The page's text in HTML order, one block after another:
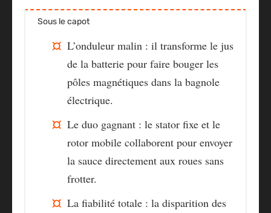
Sous le capot
L’onduleur malin : il transforme le jus
de la batterie pour faire bouger les
pôles magnétiques dans la bagnole
électrique.
Le duo gagnant : le stator fixe et le
rotor mobile collaborent pour envoyer
la sauce directement aux roues sans
frotter.
La fiabilité totale : la disparition des